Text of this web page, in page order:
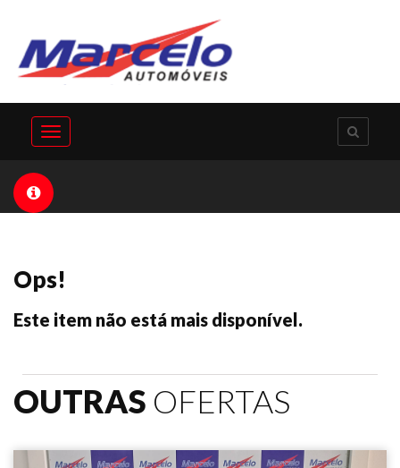
Toggle
navigation
Ops!
Este item não está mais disponível.
OUTRAS OFERTAS